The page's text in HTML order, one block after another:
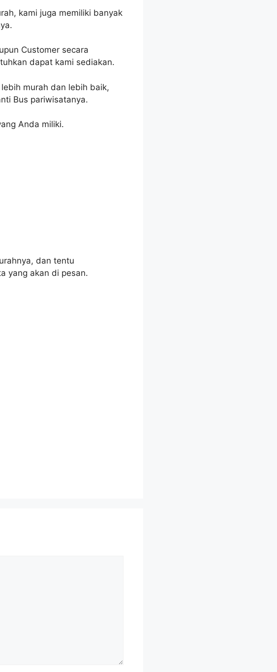
kami juga memiliki banyak
Customer secara
dapat kami sediakan.
murah dan lebih baik,
Bus pariwisatanya.
Anda miliki.
dan tentu
yang akan di pesan.